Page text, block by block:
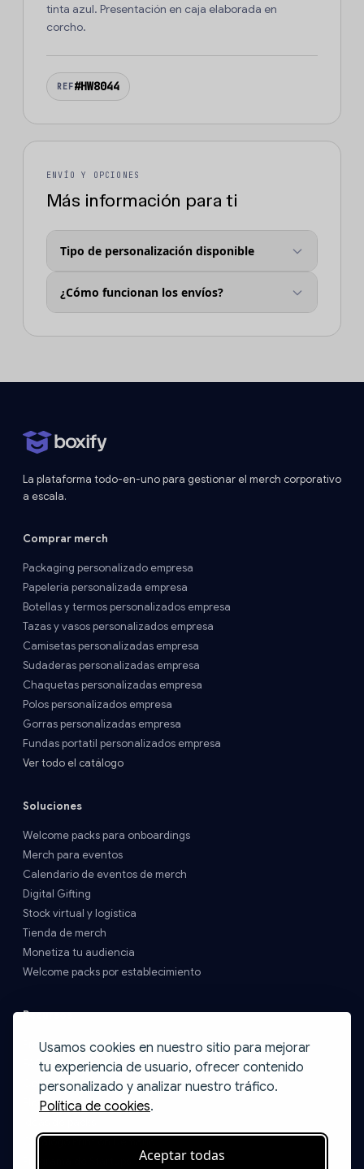
Usamos cookies en nuestro sitio para mejorar
tu experiencia de usuario, ofrecer contenido
personalizado y analizar nuestro tráfico.
Política de cookies.
Aceptar todas
tinta azul. Presentación en caja elaborada en
corcho.
REF#HW8044
ENVÍO Y OPCIONES
Más información para ti
Tipo de personalización disponible
¿Cómo funcionan los envíos?
La plataforma todo-en-uno para gestionar el merch corporativo
a escala.
Comprar merch
Packaging personalizado empresa
Papelería personalizada empresa
Botellas y termos personalizados empresa
Tazas y vasos personalizados empresa
Camisetas personalizadas empresa
Sudaderas personalizadas empresa
Chaquetas personalizadas empresa
Polos personalizados empresa
Gorras personalizadas empresa
Fundas portatil personalizados empresa
Ver todo el catálogo
Soluciones
Welcome packs para onboardings
Merch para eventos
Calendario de eventos de merch
Digital Gifting
Stock virtual y logística
Tienda de merch
Monetiza tu audiencia
Welcome packs por establecimiento
Recursos
Precios y Envíos
FAQs
Contacto
Blog
Catálogo Print on Demand